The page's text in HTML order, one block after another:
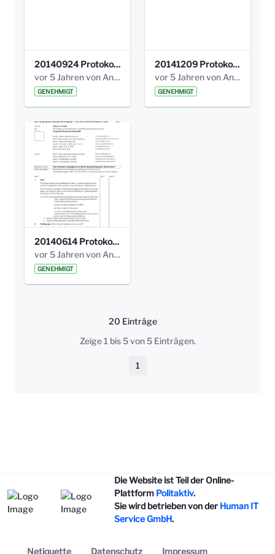
20140924 Protokoll Park am Gesundheitsamt 03.pdf
vor 5 Jahren von Anni Schlumberger
GENEHMIGT
20141209 Protokoll Park am Gesundheitsamt 04.pdf
vor 5 Jahren von Anni Schlumberger
GENEHMIGT
20140614 Protokoll Park Am Gesundheitsamt 00.pdf
vor 5 Jahren von Anni Schlumberger
GENEHMIGT
20 Einträge
Pro Seite
Zeige 1 bis 5 von 5 Einträgen.
Seite
1
Die Website ist Teil der Online-
Plattform Politaktiv.
Sie wird betrieben von der Human IT
Service GmbH.
Netiquette Datenschutz Impressum